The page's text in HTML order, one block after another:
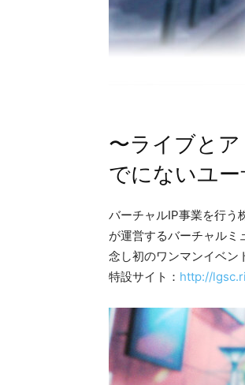
〜ライブと
でにないユ
バーチャルIP事業を行
が運営するバーチャルミ
念し初のワンマンイベン
特設サイト： http://